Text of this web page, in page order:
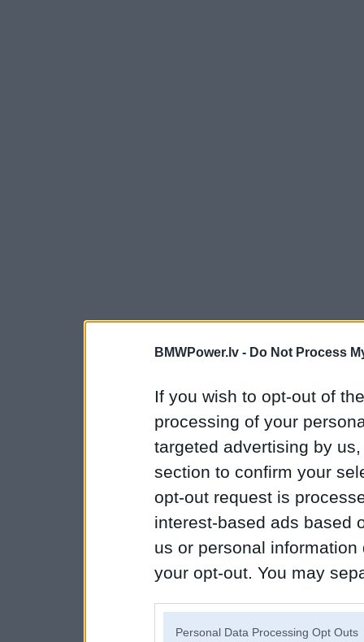
BMWPower.lv - Do Not Process
If you wish to opt-out of
processing of your
targeted advertising by
section to confirm your
opt-out request is
interest-based ads based
us or personal
your opt-out. You may
Personal Data Processing Opt Outs